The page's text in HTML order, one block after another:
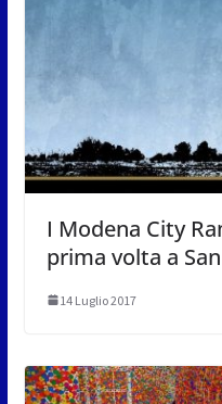
I Modena City
prima volta a
14 Luglio 2017